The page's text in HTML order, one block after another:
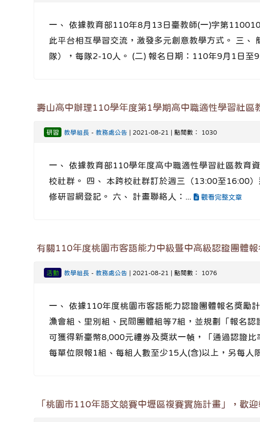
一、 依據教育部110年8月13日臺教師(一)字第
此平台相互學習交流，激發多元創意教學方式。 三、
隊），每隊2-10人。 (二) 報名日期：110年9月1日至9
壽山高中辦理110學年度第1學期高中職適性學習社區
研習 教學組長 -教務處公告 | 2021-08-21 | 點閱數： 1030
一、 依據教育部110學年度高中職適性學習社區教育
校社群。 四、 本跨校社群訂於週三（13:00至16:00
修研習網登記。 六、 計畫聯絡人：...
觀看完整文章
有關110年度桃園市客語能力中級暨中高級認證團體
活動 教學組長 -教務處公告 | 2021-08-21 | 點閱數： 1076
一、 依據110年度桃園市客語能力認證團體報名獎勵
漁會組、里別組、民間團體組等7組，並規劃「報名
可獲得新臺幣8,000元禮券及獎狀一幀，「通過認證
每單位限報1組、每組人數至少15人(含)以上，另每人
「桃園市110年語文競賽中壢區複賽實施計畫」，歡迎